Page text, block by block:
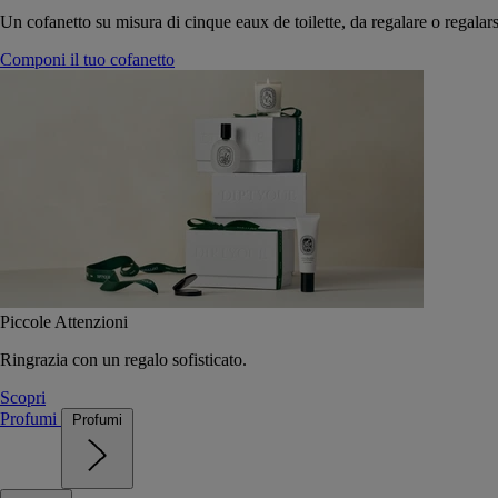
Un cofanetto su misura di cinque eaux de toilette, da regalare o
Componi il tuo cofanetto
Piccole Attenzioni
Ringrazia con un regalo sofisticato.
Scopri
Profumi
Profumi